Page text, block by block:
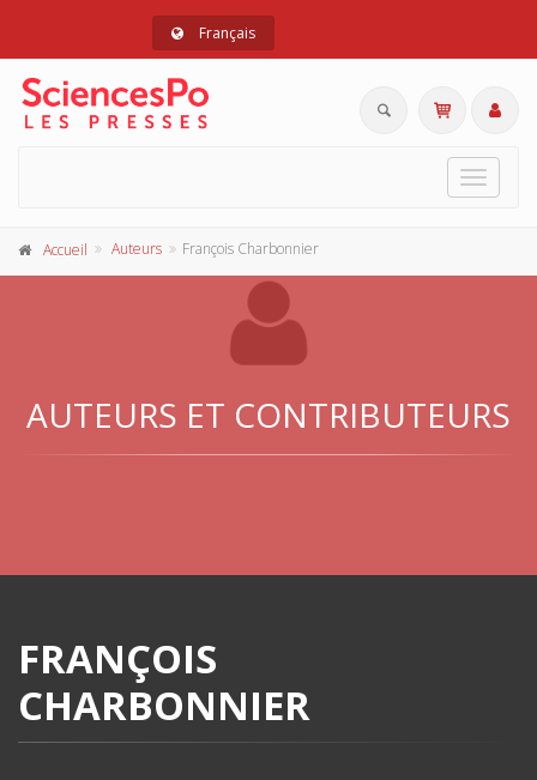
Français
Toggle
Accueil Auteurs François Charbonnier
AUTEURS ET CONTRIBUTEURS
FRANÇOIS
CHARBONNIER